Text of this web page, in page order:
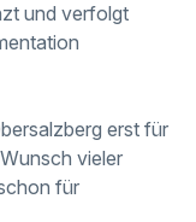
und verfolgt
erst für
vieler
für